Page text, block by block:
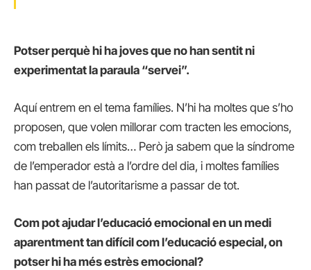
Potser perquè hi ha joves que no han sentit ni
experimentat la paraula “servei”.
Aquí entrem en el tema famílies. N’hi ha moltes que s’ho
proposen, que volen millorar com tracten les emocions,
com treballen els límits… Però ja sabem que la síndrome
de l’emperador està a l’ordre del dia, i moltes famílies
han passat de l’autoritarisme a passar de tot.
Com pot ajudar l’educació emocional en un medi
aparentment tan difícil com l’educació especial, on
potser hi ha més estrès emocional?